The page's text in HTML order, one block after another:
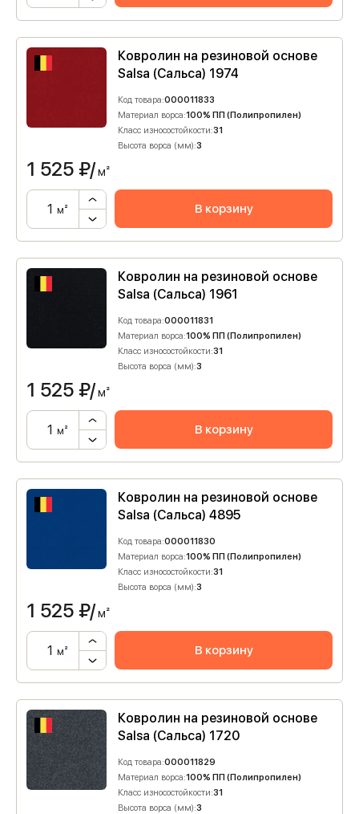
Ковролин на резиновой основе
Salsa (Сальса) 1974
Код товара:000011833
Материал ворса:100% ПП (Полипропилен)
Класс износостойкости:31
Высота ворса (мм):3
1 525 ₽/м²
м² В корзину
Ковролин на резиновой основе
Salsa (Сальса) 1961
Код товара:000011831
Материал ворса:100% ПП (Полипропилен)
Класс износостойкости:31
Высота ворса (мм):3
1 525 ₽/м²
м² В корзину
Ковролин на резиновой основе
Salsa (Сальса) 4895
Код товара:000011830
Материал ворса:100% ПП (Полипропилен)
Класс износостойкости:31
Высота ворса (мм):3
1 525 ₽/м²
м² В корзину
Ковролин на резиновой основе
Salsa (Сальса) 1720
Код товара:000011829
Материал ворса:100% ПП (Полипропилен)
Класс износостойкости:31
Высота ворса (мм):3